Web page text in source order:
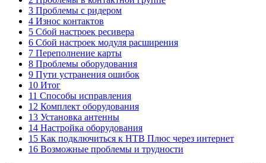
3 Проблемы с ридером
4 Износ контактов
5 Сбой настроек ресивера
6 Сбой настроек модуля расширения
7 Переполнение карты
8 Проблемы оборудования
9 Пути устранения ошибок
10 Итог
11 Способы исправления
12 Комплект оборудования
13 Установка антенны
14 Настройка оборудования
15 Как подключиться к НТВ Плюс через интернет
16 Возможные проблемы и трудности